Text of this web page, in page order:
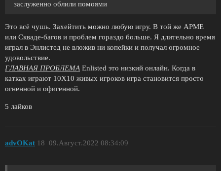
заслуженно облили помоями
Это всё чушь. Захейтить можно любую игру. В той же АРМЕ
или Скваде-багов и проблем гораздо больше. Я длительно время
играл в Энлистед не вложив ни копейки и получал огромное
удовольствие.
ГЛАВНАЯ ПРОБЛЕМА Enlisted это низкий онлайн. Когда в
катках играют 10X10 живых игроков игра становится просто
огненной и офигенной.
5 лайков
advOKat 09.Август.2022 08:34:09
18